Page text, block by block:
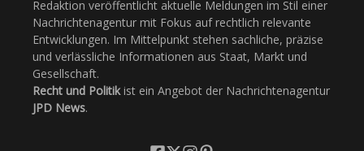
Redaktion veröffentlicht aktuelle Meldungen im Stil einer
Nachrichtenagentur mit Fokus auf rechtlich relevante
Entwicklungen. Im Mittelpunkt stehen sachliche, präzise
und verlässliche Informationen aus Staat, Markt und
Gesellschaft.
Recht und Politikist ein Angebot der Nachrichtenagentur
JPD News.